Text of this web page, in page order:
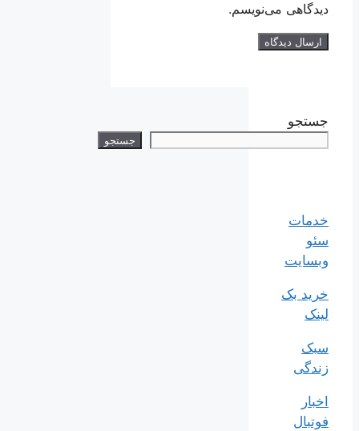
دیدگاهی می‌نویسم.
جستجو
جستجو
خدمات
سئو
وبسایت
خرید بک
لینک
سبک
زندگی
اخبار
فوتبال